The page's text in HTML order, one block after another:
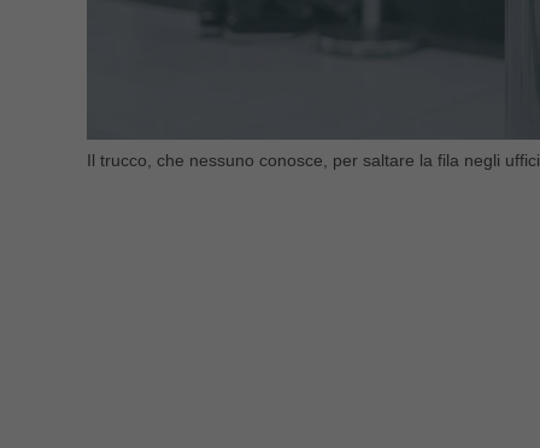
Il trucco, che nessuno conosce, per saltare la fila negli